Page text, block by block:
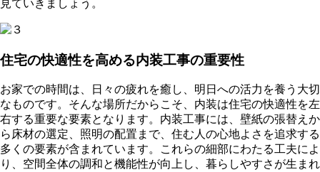
見ていきましょう。
住宅の快適性を高める内装工事の重要性
お家での時間は、日々の疲れを癒し、明日への活力を養う大切
なものです。そんな場所だからこそ、内装は住宅の快適性を左
右する重要な要素となります。内装工事には、壁紙の張替えか
ら床材の選定、照明の配置まで、住む人の心地よさを追求する
多くの要素が含まれています。これらの細部にわたる工夫によ
り、空間全体の調和と機能性が向上し、暮らしやすさが生まれ